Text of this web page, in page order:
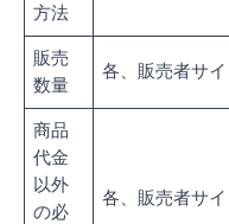
方法
販売
数量
各、販売者サ
商品
代金
以外
の必
各、販売者サ